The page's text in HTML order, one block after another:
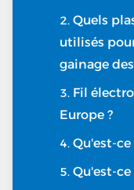
Quels
utilisés
gainage
Fil
Europe ?
Qu'est-ce
Qu'est-